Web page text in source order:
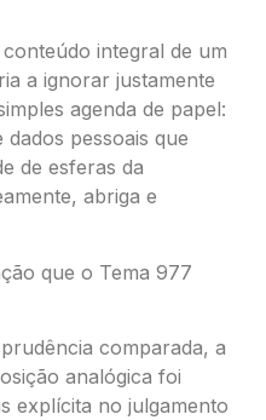
integral de um
a ignorar justamente
agenda de papel:
pessoais que
de esferas da
abriga e
que o Tema 977
comparada, a
analógica foi
explícita no julgamento